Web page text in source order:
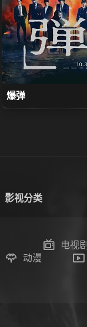
爆弹
影视分类
电视剧
动漫